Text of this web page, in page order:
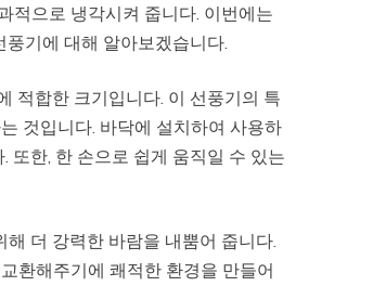
적으로 냉각시켜 줍니다. 이번에는
기에 대해 알아보겠습니다.
적합한 크기입니다. 이 선풍기의 특
것입니다. 바닥에 설치하여 사용하
또한, 한 손으로 쉽게 움직일 수 있는
더 강력한 바람을 내뿜어 줍니다.
환해주기에 쾌적한 환경을 만들어